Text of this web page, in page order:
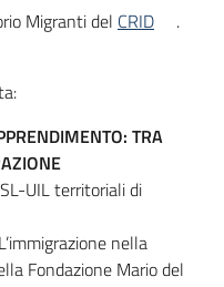
Migranti del CRID .
TRA
UIL territoriali di
nella
Fondazione Mario del